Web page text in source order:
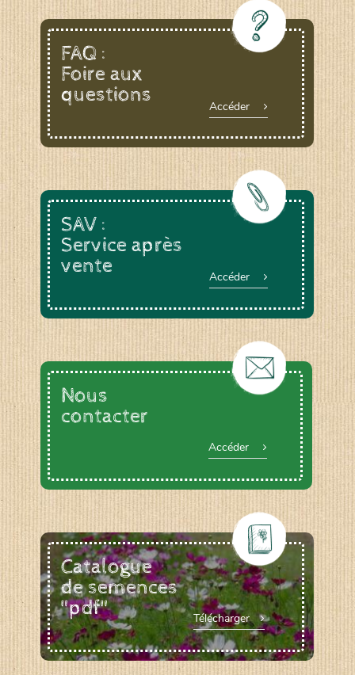
FAQ :
Foire aux
questions
Accéder
SAV :
Service après
vente
Accéder
Nous
contacter
Accéder
Catalogue
de semences
"pdf"
Télécharger